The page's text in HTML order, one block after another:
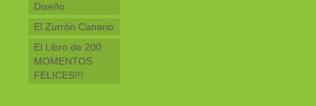
Diseño
El Zurrón Canario
El Libro de 200
MOMENTOS
FELICES!!!